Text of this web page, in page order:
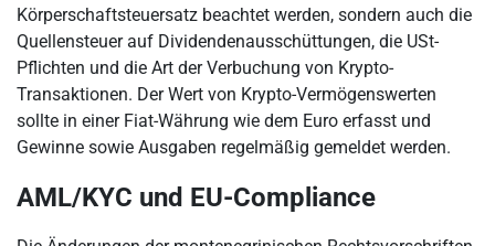
Körperschaftsteuersatz beachtet werden, sondern auch die
Quellensteuer auf Dividendenausschüttungen, die USt-
Pflichten und die Art der Verbuchung von Krypto-
Transaktionen. Der Wert von Krypto-Vermögenswerten
sollte in einer Fiat-Währung wie dem Euro erfasst und
Gewinne sowie Ausgaben regelmäßig gemeldet werden.
AML/KYC und EU-Compliance